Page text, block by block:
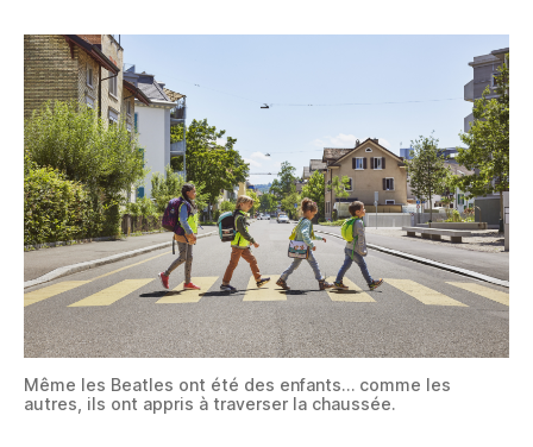
Même les Beatles ont été des enfants… comme les
autres, ils ont appris à traverser la chaussée.